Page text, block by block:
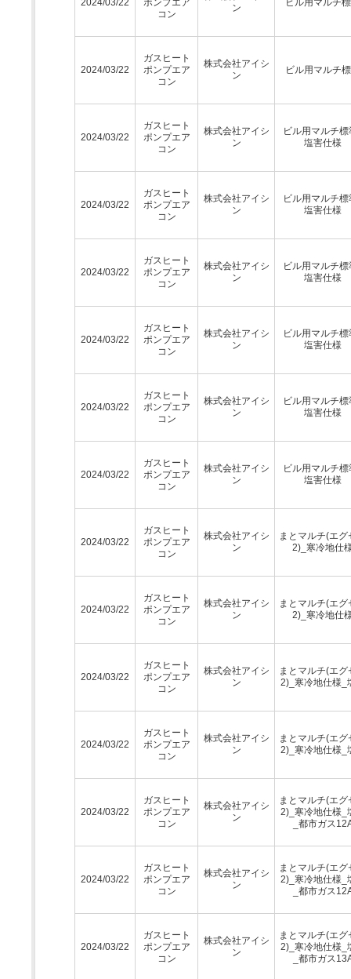
コン
ン
2024/03/22
ガスヒート
ポンプエア
コン
株式会社アイシ
ン
ビル用マルチ
2024/03/22
ガスヒート
ポンプエア
コン
株式会社アイシ
ン
ビル用マルチ標
塩害仕様
2024/03/22
ガスヒート
ポンプエア
コン
株式会社アイシ
ン
ビル用マルチ標
塩害仕様
2024/03/22
ガスヒート
ポンプエア
コン
株式会社アイシ
ン
ビル用マルチ標
塩害仕様
2024/03/22
ガスヒート
ポンプエア
コン
株式会社アイシ
ン
ビル用マルチ標
塩害仕様
2024/03/22
ガスヒート
ポンプエア
コン
株式会社アイシ
ン
ビル用マルチ標
塩害仕様
2024/03/22
ガスヒート
ポンプエア
コン
株式会社アイシ
ン
ビル用マルチ標
塩害仕様
2024/03/22
ガスヒート
ポンプエア
コン
株式会社アイシ
ン
まとマルチ(エグ
2)_寒冷地仕
2024/03/22
ガスヒート
ポンプエア
コン
株式会社アイシ
ン
まとマルチ(エグ
2)_寒冷地仕
2024/03/22
ガスヒート
ポンプエア
コン
株式会社アイシ
ン
まとマルチ(エグ
2)_寒冷地仕様_
2024/03/22
ガスヒート
ポンプエア
コン
株式会社アイシ
ン
まとマルチ(エグ
2)_寒冷地仕様_
2024/03/22
ガスヒート
ポンプエア
コン
株式会社アイシ
ン
まとマルチ(エグ
2)_寒冷地仕様_
_都市ガス
2024/03/22
ガスヒート
ポンプエア
コン
株式会社アイシ
ン
まとマルチ(エグ
2)_寒冷地仕様_
_都市ガス
2024/03/22
ガスヒート
ポンプエア
コン
株式会社アイシ
ン
まとマルチ(エグ
2)_寒冷地仕様_
_都市ガス